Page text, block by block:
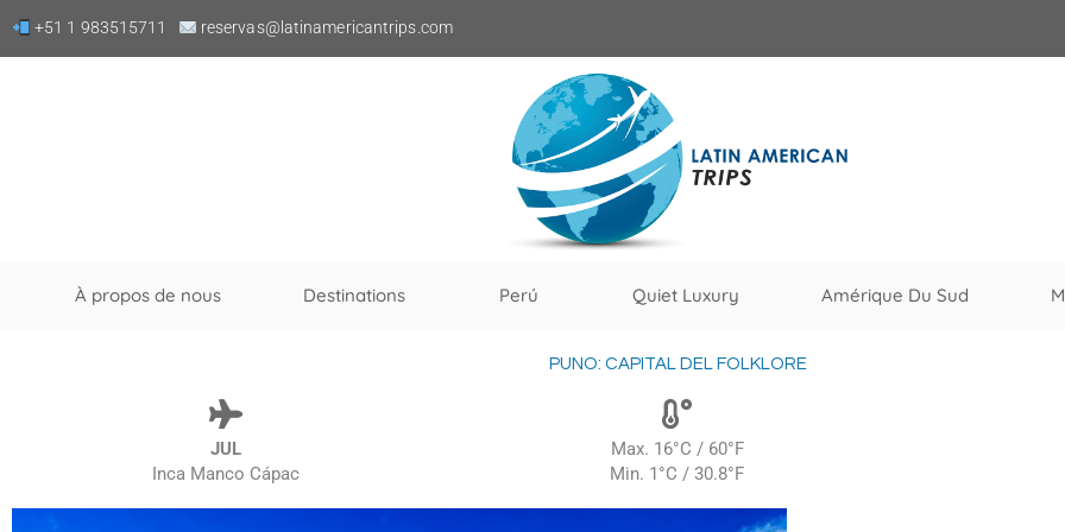
+51 1 983515711 reservas@latinamericantrips.com
À propos de nous Destinations Perú Quiet Luxury Amérique Du Sud
PUNO: CAPITAL DEL FOLKLORE
JUL
Inca Manco Cápac
Max. 16°C / 60°F
Min. 1°C / 30.8°F